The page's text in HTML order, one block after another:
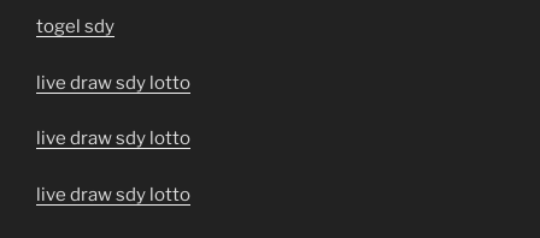
togel sdy
live draw sdy lotto
live draw sdy lotto
live draw sdy lotto